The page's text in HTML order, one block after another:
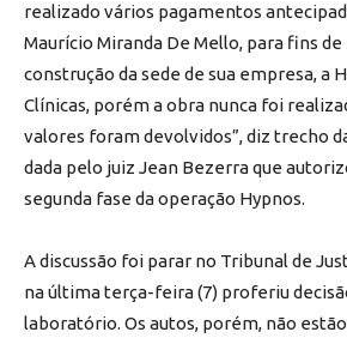
realizado vários pagamentos
Maurício Miranda De Mello, para fins
construção da sede de sua empresa, a
Clínicas, porém a obra nunca foi
valores foram devolvidos”, diz trecho
dada pelo juiz Jean Bezerra que
segunda fase da operação Hypnos.
A discussão foi parar no Tribunal de
na última terça-feira (7) proferiu
laboratório. Os autos, porém, não